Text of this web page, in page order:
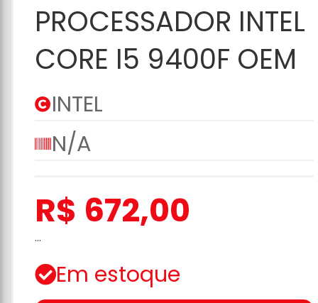
Adicionar ao
Carrinho
PROCESSADOR INTEL
CORE I5 9400F OEM
INTEL
N/A
R$ 672,00
...
Em estoque